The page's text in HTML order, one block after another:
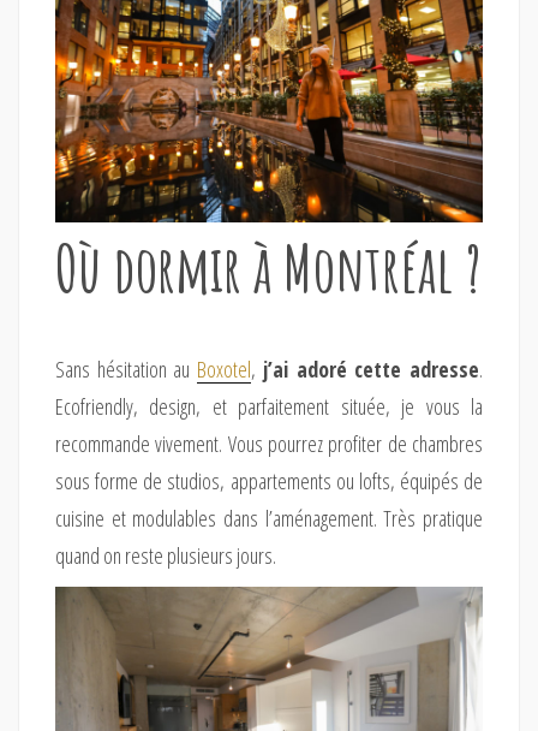
Où dormir à Montréal ?
Sans hésitation au Boxotel, j’ai adoré cette adresse.
Ecofriendly, design, et parfaitement située, je vous la
recommande vivement. Vous pourrez profiter de chambres
sous forme de studios, appartements ou lofts, équipés de
cuisine et modulables dans l’aménagement. Très pratique
quand on reste plusieurs jours.